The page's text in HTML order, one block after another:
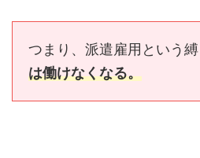
つまり、派遣雇用という
は働けなくなる。